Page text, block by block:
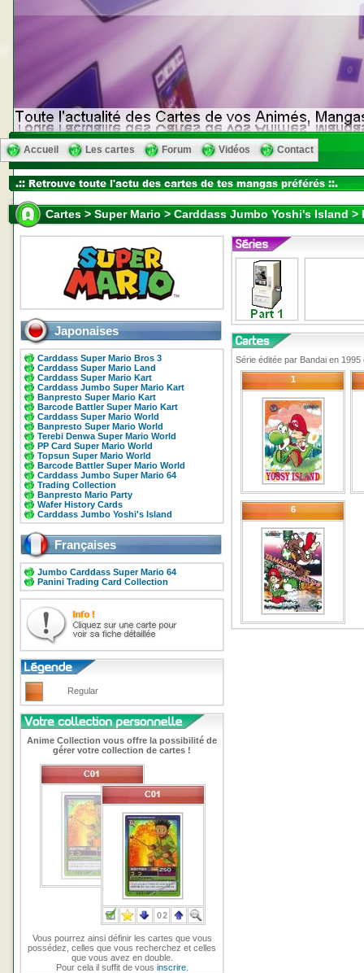
Accueil Les cartes Forum Vidéos Contact
Cartes > Super Mario > Carddass Jumbo Yoshi's Island >
Japonaises
Carddass Super Mario Bros 3
Carddass Super Mario Land
Carddass Super Mario Kart
Carddass Jumbo Super Mario Kart
Banpresto Super Mario Kart
Barcode Battler Super Mario Kart
Carddass Super Mario World
Banpresto Super Mario World
Terebi Denwa Super Mario World
PP Card Super Mario World
Topsun Super Mario World
Barcode Battler Super Mario World
Carddass Jumbo Super Mario 64
Trading Collection
Banpresto Mario Party
Wafer History Cards
Carddass Jumbo Yoshi's Island
Françaises
Jumbo Carddass Super Mario 64
Panini Trading Card Collection
Regular
Anime Collection vous offre la possibilité de
gérer votre collection de cartes !
Vous pourrez ainsi définir les cartes que vous
possédez, celles que vous recherchez et celles
que vous avez en double.
Pour cela il suffit de vous inscrire.
Série éditée par Bandai en
1
6